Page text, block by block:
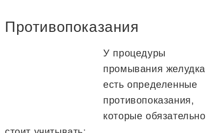
Противопоказания
У процедуры
промывания желудка
есть определенные
противопоказания,
которые обязательно